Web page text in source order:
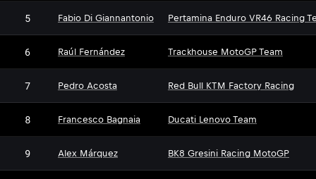
5 Fabio Di Giannantonio Pertamina Enduro VR46 Racing
6 Raúl Fernández Trackhouse MotoGP Team
7 Pedro Acosta Red Bull KTM Factory Racing
8 Francesco Bagnaia Ducati Lenovo Team
9 Alex Márquez BK8 Gresini Racing MotoGP